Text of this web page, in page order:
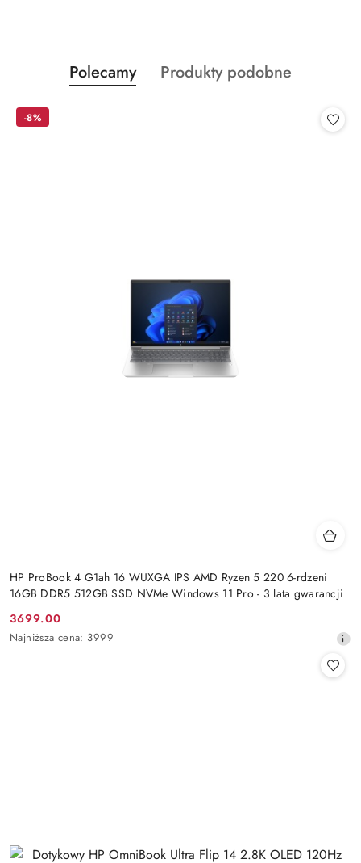
Pomiń karuzelę produktów
Produkty
o
Polecamy
Produkty
Produkty podobne
HP ProBook 4 G1ah 16 WUXGA IPS AMD Ryzen 5 220 6-rdzeni
16GB DDR5 512GB SSD NVMe Windows 11 Pro - 3 lata gwarancji
Cena
promocyjna:
3699.00
Najniższa
Najniższa cena: 3999
-8%